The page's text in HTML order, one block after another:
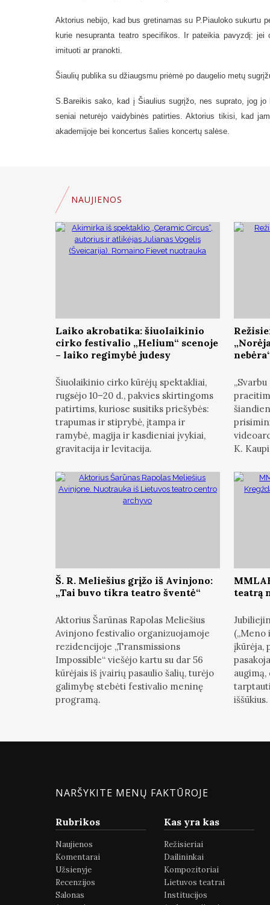
Aktorius nebijo, kad bus gretinamas su P.Piauloko sukurtu
kurie nesupranta teatro specifikos. Ir pateikia pavyzdį:
imituoti ar pranokti.
Šiaulių publika su džiaugsmu priėmė po daugelio metų
S.Bareikis sako, kad į Šiaulius sugrįžo, nes suprato, jog
seniai neturėjo vaidybinės patirties. Aktorius tikisi, kad
akademijoje bei koncertus šalies koncertų salėse.
NAUJIENOS
Laiko akrobatika: šiuolaikinio
cirko festivalio „Helium“ scenoje
– laiko regimybė judesy
Šiuolaikinio cirko kūrėjų spektakliai,
rugsėjo 10–20 d., pakvies skirtingoms
patirtims, kuriose susitiks priešybės:
trapumas ir stiprybė, įtampa ir
ramybė, magija ir kasdieniai įvykiai,
gravitacija ir levitacija.
K.
Š. R. Meliešius grįžo iš Avinjono:
„Tai buvo tikra teatro šventė“
Aktorius Šarūnas Rapolas Meliešius
Avinjono festivalio organizuojamoje
rezidencijoje „Transmissions
Impossible“ viešėjo kartu su dar 56
kūrėjais iš įvairių pasaulio šalių, turėjo
galimybę stebėti festivalio meninę
programą.
teatrą
(„Meno
įkūrėja,
augimą,
iššūkius.
NARŠYKITE MENŲ FAKTŪROJE
Rubrikos
Naujienos
Komentarai
Užsienyje
Recenzijos
Salonas
Kas yra kas
Režisieriai
Dailininkai
Kompozitoriai
Lietuvos teatrai
Institucijos